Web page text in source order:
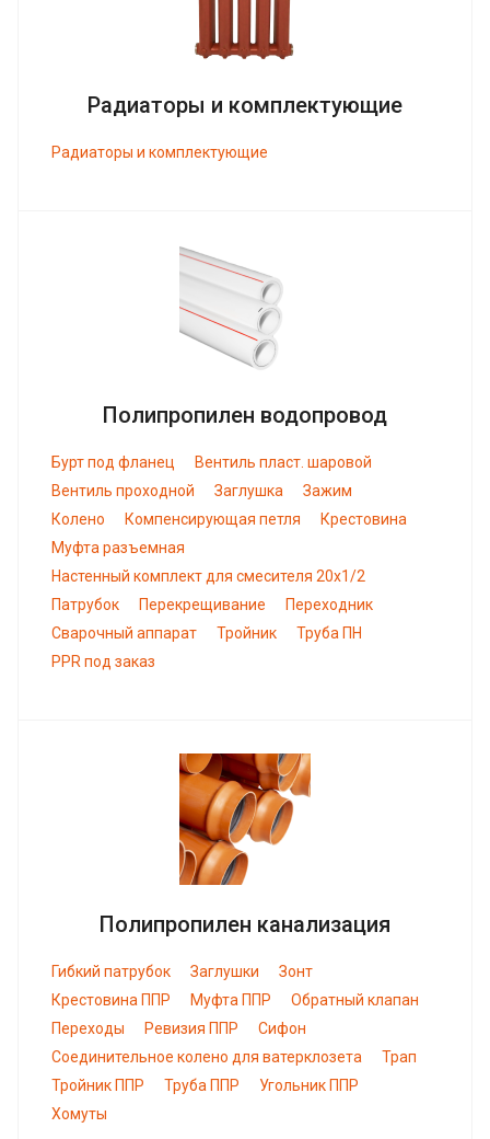
Радиаторы и комплектующие
Радиаторы и комплектующие
Полипропилен водопровод
Бурт под фланец
Вентиль пласт. шаровой
Вентиль проходной
Заглушка
Зажим
Колено
Компенсирующая петля
Крестовина
Муфта разъемная
Настенный комплект для смесителя 20х1/2
Патрубок
Перекрещивание
Переходник
Сварочный аппарат
Тройник
Труба ПН
PPR под заказ
Полипропилен канализация
Гибкий патрубок Заглушки
Зонт
Крестовина ППР
Муфта ППР
Обратный клапан
Переходы
Ревизия ППР
Сифон
Соединительное колено для ватерклозета
Трап
Тройник ППР
Труба ППР
Угольник ППР
Хомуты